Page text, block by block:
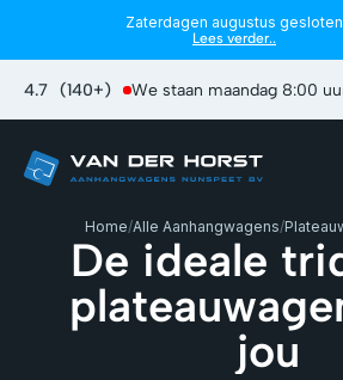
Zaterdagen augustus gesloten
Lees verder..
4.7 (140+) We staan maandag 8:00
Home/Alle Aanhangwagens/
De ideale
jou